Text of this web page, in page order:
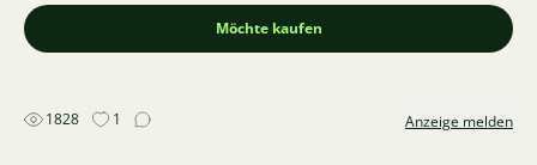
Möchte kaufen
1828 1 Anzeige melden